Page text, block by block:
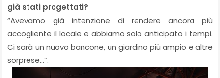
già stati progettati?
“Avevamo già intenzione di rendere ancora più
accogliente il locale e abbiamo solo anticipato i tempi.
Ci sarà un nuovo bancone, un giardino più ampio e altre
sorprese…”.